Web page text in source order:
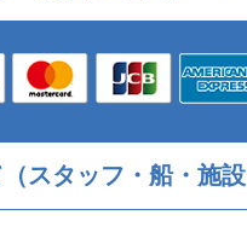
スタッフ・船・施